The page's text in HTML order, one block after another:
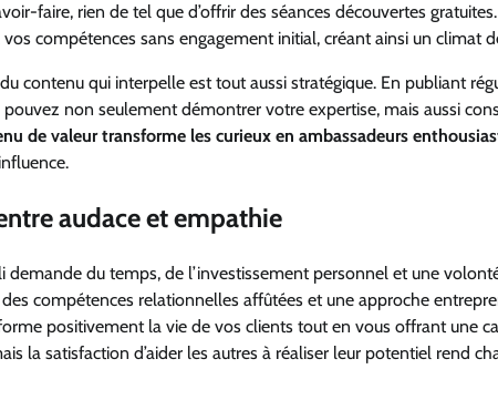
faire, rien de tel que d’offrir des séances découvertes
compétences sans engagement initial, créant ainsi un climat
contenu qui interpelle est tout aussi stratégique. En publiant
non seulement démontrer votre expertise, mais aussi
de valeur transforme les curieux en ambassadeurs
audace et empathie
demande du temps, de l’investissement personnel et une
compétences relationnelles affûtées et une approche
positivement la vie de vos clients tout en vous offrant une
la satisfaction d’aider les autres à réaliser leur potentiel rend